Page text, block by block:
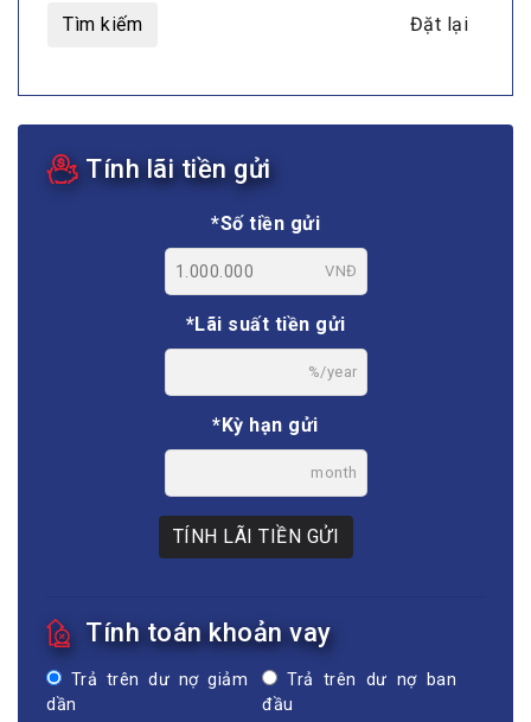
Tìm kiếm Đặt lại
Tính lãi tiền gửi
*Số tiền gửi
VNĐ
*Lãi suất tiền gửi
%/year
*Kỳ hạn gửi
month
TÍNH LÃI TIỀN GỬI
Tính toán khoản vay
Trả trên dư nợ giảm
dần
Trả trên dư nợ ban
đầu